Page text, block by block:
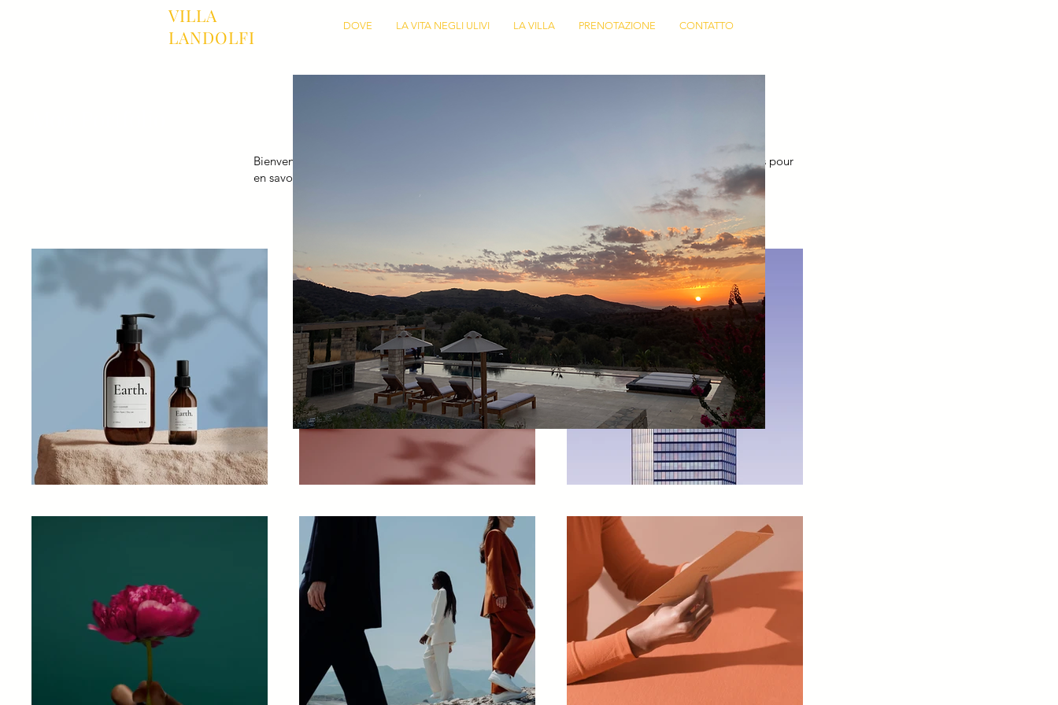
VILLA
LANDOLFI
DOVE LA VITA NEGLI ULIVI LA VILLA PRENOTAZIONE CONTATTO
Bienvenue sur mon portfolio. Vous trouverez ici une sélection de mes travaux. Explorez mes projets pour
en savoir plus.